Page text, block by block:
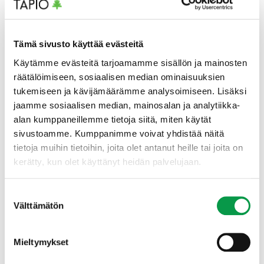
Tämä sivusto käyttää evästeitä
Käytämme evästeitä tarjoamamme sisällön ja mainosten
räätälöimiseen, sosiaalisen median ominaisuuksien
tukemiseen ja kävijämäärämme analysoimiseen. Lisäksi
jaamme sosiaalisen median, mainosalan ja analytiikka-
alan kumppaneillemme tietoja siitä, miten käytät
sivustoamme. Kumppanimme voivat yhdistää näitä
tietoja muihin tietoihin, joita olet antanut heille tai joita on
kerätty, kun olet käyttänyt heidän palvelujaan.
valinta
Välttämätön
Mieltymykset
användas som utgångspunkt för planering av
eventuella beskogningsprojekt på Åland.
”Tapio gjorde en grundlig analys av de senaste
resultaten från riksskogstaxeringen, berättar